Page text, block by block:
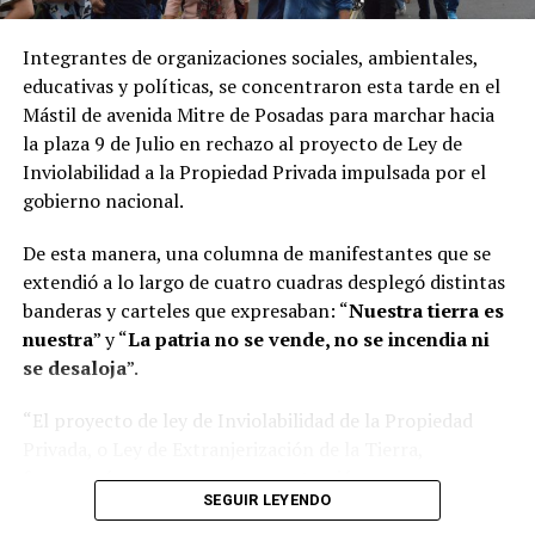
Laleyvigente, impulsada en 2020, prohíbe modificar
afectados por incendios y durante30 añosen el caso de
tierras agropecuarias. El Gobierno busca flexibilizar ese
régimen al considerar que castiga a los propietarios de
los inmuebles incendiados.
En el capítulo sobre desalojos el oficialismo junto a los
Terenzidecidió abstenerse.
Cómo quedan los desalojos
– Se aplicará el desalojo exprés en los casos en que se
inmueble si“el derecho invocado fuese verosímil y
previa caución juratoria”.
Integrantes de organizaciones sociales, ambientales,
educativas y políticas, se concentraron esta tarde en el
Mástil de avenida Mitre de Posadas para marchar hacia
la plaza 9 de Julio en rechazo al proyecto de Ley de
Inviolabilidad a la Propiedad Privada impulsada por el
gobierno nacional.
De esta manera, una columna de manifestantes que se
extendió a lo largo de cuatro cuadras desplegó distintas
banderas y carteles que expresaban: “Nuestra tierra es
nuestra” y “La patria no se vende, no se incendia ni
se desaloja”.
“El proyecto de ley de Inviolabilidad de la Propiedad
favorecería a una mayor concentración y
extranjerización de la tierra, permitiendo una mayor
SEGUIR LEYENDO